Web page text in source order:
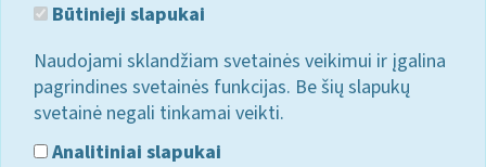
Būtinieji slapukai
Naudojami sklandžiam svetainės veikimui ir įgalina
pagrindines svetainės funkcijas. Be šių slapukų
svetainė negali tinkamai veikti.
Analitiniai slapukai